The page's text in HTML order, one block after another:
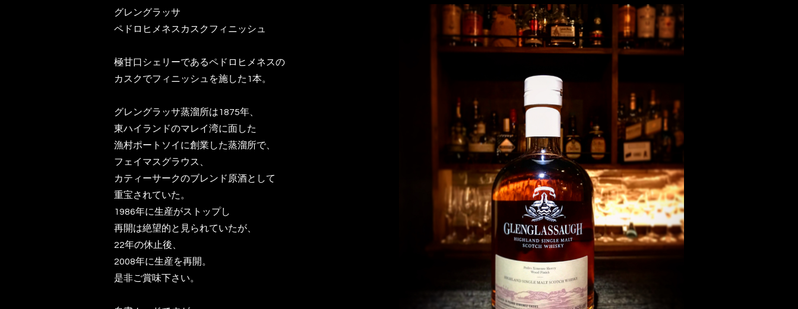
グレングラッサ
ペドロヒメネスカスクフィニッシュ
極甘口シェリーであるペドロヒメネスの
カスクでフィニッシュを施した1本。
グレングラッサ蒸溜所は1875年、
東ハイランドのマレイ湾に面した
漁村ポートソイに創業した蒸溜所で、
フェイマスグラウス、
カティーサークのブレンド原酒として
重宝されていた。
1986年に生産がストップし
再開は絶望的と見られていたが、
22年の休止後、
2008年に生産を再開。
是非ご賞味下さい。